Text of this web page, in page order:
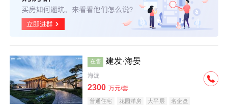
在售 建发·海晏
海淀
2300 万元/套
普通住宅 花园洋房 大平层
名企盘